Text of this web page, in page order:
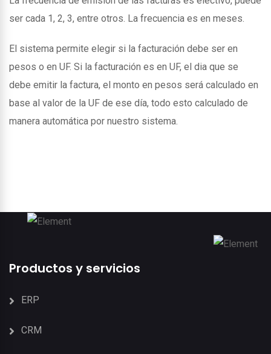
ser cada 1, 2, 3, entre otros. La frecuencia es en meses.
El sistema permite elegir si la facturación debe ser en
pesos o en UF. Si la facturación es en UF, el dia que se
debe emitir la factura, el monto en pesos será calculado en
base al valor de la UF de ese día, todo esto calculado de
manera automática por nuestro sistema.
Productos y servicios
ERP
CRM